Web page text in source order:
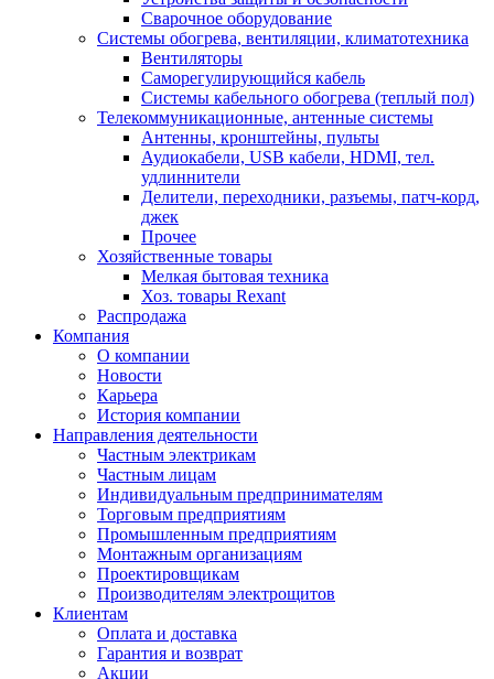
Сварочное оборудование
Системы обогрева, вентиляции, климатотехника
Вентиляторы
Саморегулирующийся кабель
Системы кабельного обогрева (теплый пол)
Телекоммуникационные, антенные системы
Антенны, кронштейны, пульты
Аудиокабели, USB кабели, HDMI, тел.
удлиннители
Делители, переходники, разъемы, патч-корд,
джек
Прочее
Хозяйственные товары
Мелкая бытовая техника
Хоз. товары Rexant
Распродажа
Компания
О компании
Новости
Карьера
История компании
Направления деятельности
Частным электрикам
Частным лицам
Индивидуальным предпринимателям
Торговым предприятиям
Промышленным предприятиям
Монтажным организациям
Проектировщикам
Производителям электрощитов
Клиентам
Оплата и доставка
Гарантия и возврат
Акции